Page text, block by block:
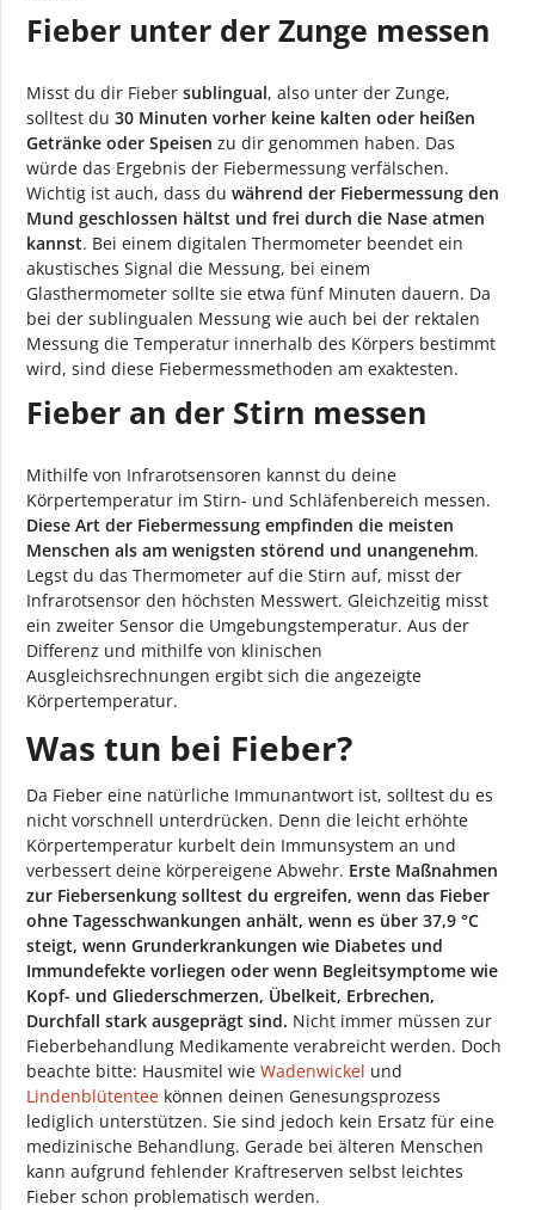
Fieber unter der Zunge messen
Misst du dir Fiebersublingual, also unter der Zunge,
solltest du30 Minuten vorher keine kalten oder heißen
Getränke oder Speisen zu dir genommen haben. Das
würde das Ergebnis der Fiebermessung verfälschen.
Wichtig ist auch, dass duwährend der Fiebermessung den
Mund geschlossen hältst und frei durch die Nase atmen
kannst. Bei einem digitalen Thermometer beendet ein
akustisches Signal die Messung, bei einem
Glasthermometer sollte sie etwa fünf Minuten dauern. Da
bei der sublingualen Messung wie auch bei der rektalen
Messung die Temperatur innerhalb des Körpers bestimmt
wird, sind diese Fiebermessmethoden am exaktesten.
Fieber an der Stirn messen
Mithilfe von Infrarotsensoren kannst du deine
Körpertemperatur im Stirn- und Schläfenbereich messen.
Diese Art der Fiebermessung empfinden die meisten
Menschen als am wenigsten störend und unangenehm.
Legst du das Thermometer auf die Stirn auf, misst der
Infrarotsensor den höchsten Messwert. Gleichzeitig misst
ein zweiter Sensor die Umgebungstemperatur. Aus der
Differenz und mithilfe von klinischen
Ausgleichsrechnungen ergibt sich die angezeigte
Körpertemperatur.
Was tun bei Fieber?
Da Fieber eine natürliche Immunantwort ist, solltest du es
nicht vorschnell unterdrücken. Denn die leicht erhöhte
Körpertemperatur kurbelt dein Immunsystem an und
verbessert deine körpereigene Abwehr. Erste Maßnahmen
zur Fiebersenkung solltest du ergreifen, wenn das Fieber
ohne Tagesschwankungen anhält, wenn es über 37,9 °C
steigt, wenn Grunderkrankungen wie Diabetes und
Immundefekte vorliegen oder wenn Begleitsymptome wie
Kopf- und Gliederschmerzen, Übelkeit, Erbrechen,
Durchfall stark ausgeprägt sind. Nicht immer müssen zur
Fieberbehandlung Medikamente verabreicht werden. Doch
beachte bitte: Hausmitel wieWadenwickel und
Lindenblütentee können deinen Genesungsprozess
lediglich unterstützen. Sie sind jedoch kein Ersatz für eine
medizinische Behandlung. Gerade bei älteren Menschen
kann aufgrund fehlender Kraftreserven selbst leichtes
Fieber schon problematisch werden.